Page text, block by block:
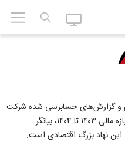
و گزارش‌های حسابرسی شده شرکت
سرمایه‌گذاری تأمین اجتماعی (شستا) در بازه مالی ۱۴۰۳ تا ۱۴۰۴، بیانگر
نهاد بزرگ اقتصادی است.